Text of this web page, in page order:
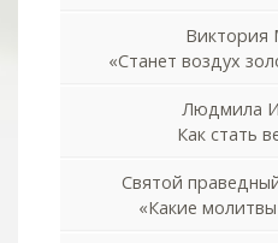
Виктория
«Станет воздух
Людмила
Как стать
Святой
«Какие